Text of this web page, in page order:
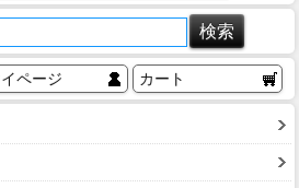
ページ カート